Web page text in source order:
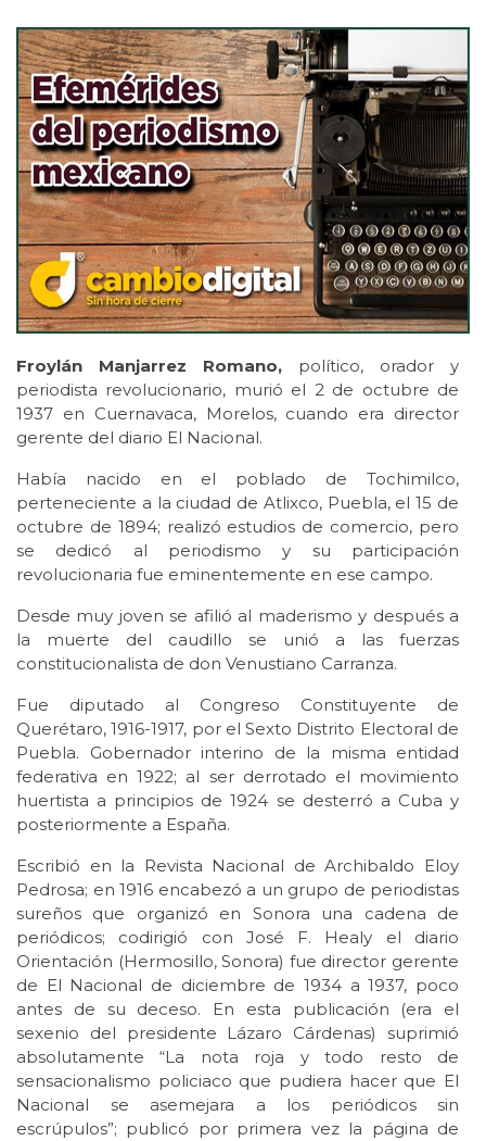
Froylán Manjarrez Romano, político, orador y
periodista revolucionario, murió el 2 de octubre de
1937 en Cuernavaca, Morelos, cuando era director
gerente del diario El Nacional.
Había nacido en el poblado de Tochimilco,
perteneciente a la ciudad de Atlixco, Puebla, el 15 de
octubre de 1894; realizó estudios de comercio, pero
se dedicó al periodismo y su participación
revolucionaria fue eminentemente en ese campo.
Desde muy joven se afilió al maderismo y después a
la muerte del caudillo se unió a las fuerzas
constitucionalista de don Venustiano Carranza.
Fue diputado al Congreso Constituyente de
Querétaro, 1916-1917, por el Sexto Distrito Electoral de
Puebla. Gobernador interino de la misma entidad
federativa en 1922; al ser derrotado el movimiento
huertista a principios de 1924 se desterró a Cuba y
posteriormente a España.
Escribió en la Revista Nacional de Archibaldo Eloy
Pedrosa; en 1916 encabezó a un grupo de periodistas
sureños que organizó en Sonora una cadena de
periódicos; codirigió con José F. Healy el diario
Orientación (Hermosillo, Sonora) fue director gerente
de El Nacional de diciembre de 1934 a 1937, poco
antes de su deceso. En esta publicación (era el
sexenio del presidente Lázaro Cárdenas) suprimió
absolutamente “La nota roja y todo resto de
sensacionalismo policiaco que pudiera hacer que El
Nacional se asemejara a los periódicos sin
escrúpulos”; publicó por primera vez la página de